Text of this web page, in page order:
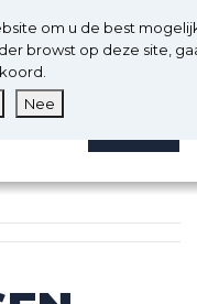
Nl
0 0
om u de best
browst op deze site,
Nee